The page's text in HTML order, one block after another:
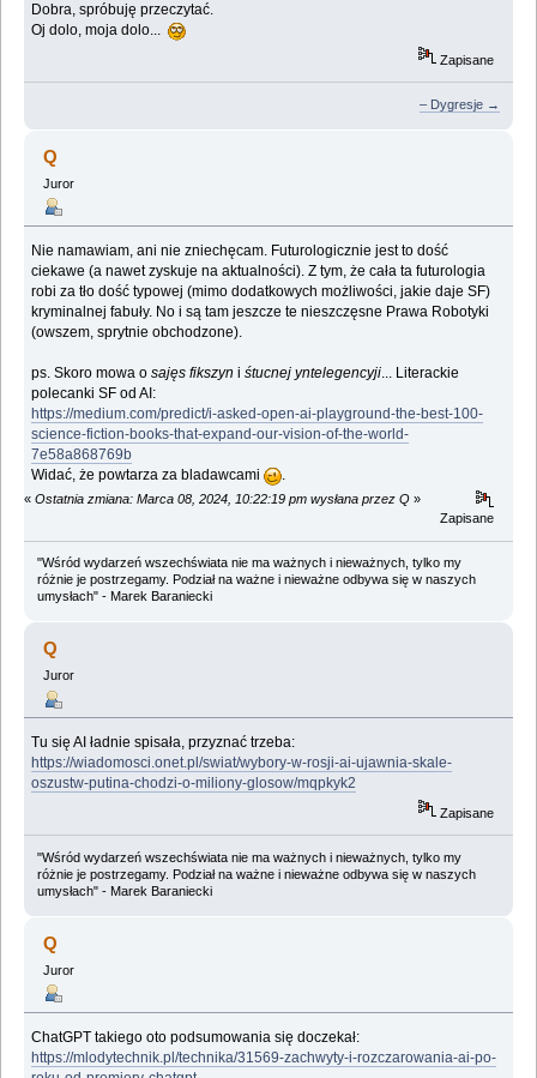
Dobra, spróbuję przeczytać.
Oj dolo, moja dolo...
Zapisane
– Dygresje →
Q
Juror
Nie namawiam, ani nie zniechęcam. Futurologicznie jest to dość
ciekawe (a nawet zyskuje na aktualności). Z tym, że cała ta futurologia
robi za tło dość typowej (mimo dodatkowych możliwości, jakie daje SF)
kryminalnej fabuły. No i są tam jeszcze te nieszczęsne Prawa Robotyki
(owszem, sprytnie obchodzone).
ps. Skoro mowa osajęs fikszyn iśtucnej yntelegencyji... Literackie
polecanki SF od AI:
https://medium.com/predict/i-asked-open-ai-playground-the-best-100-
science-fiction-books-that-expand-our-vision-of-the-world-
7e58a868769b
Widać, że powtarza za bladawcami
.
« Ostatnia zmiana: Marca 08, 2024, 10:22:19 pm wysłana przez Q »
Zapisane
"Wśród wydarzeń wszechświata nie ma ważnych i nieważnych, tylko my
różnie je postrzegamy. Podział na ważne i nieważne odbywa się w naszych
umysłach" - Marek Baraniecki
Q
Juror
Tu się AI ładnie spisała, przyznać trzeba:
https://wiadomosci.onet.pl/swiat/wybory-w-rosji-ai-ujawnia-skale-
oszustw-putina-chodzi-o-miliony-glosow/mqpkyk2
Zapisane
"Wśród wydarzeń wszechświata nie ma ważnych i nieważnych, tylko my
różnie je postrzegamy. Podział na ważne i nieważne odbywa się w naszych
umysłach" - Marek Baraniecki
Q
Juror
ChatGPT takiego oto podsumowania się doczekał:
https://mlodytechnik.pl/technika/31569-zachwyty-i-rozczarowania-ai-po-